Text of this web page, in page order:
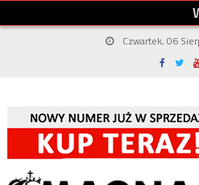
Czwartek, 06